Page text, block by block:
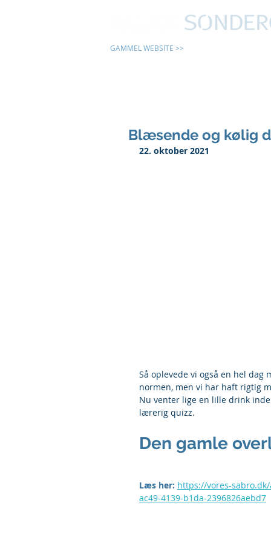
GAMMEL WEBSITE >>
Blæsende og kølig
22. oktober 2021
Så oplevede vi også en hel
normen, men vi har haft rigtig
Nu venter lige en lille drink
lærerig quizz.
Den gamle
Læs her: https://vores-
ac49-4139-b1da-2396826aebd7